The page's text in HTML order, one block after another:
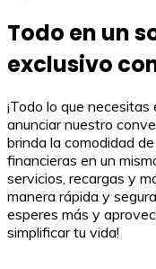
Todo en un
exclusivo
¡Todo lo que
anunciar nuestro
brinda la comodidad
financieras en un
servicios, recargas y
manera rápida y
esperes más y
simplificar tu vida!